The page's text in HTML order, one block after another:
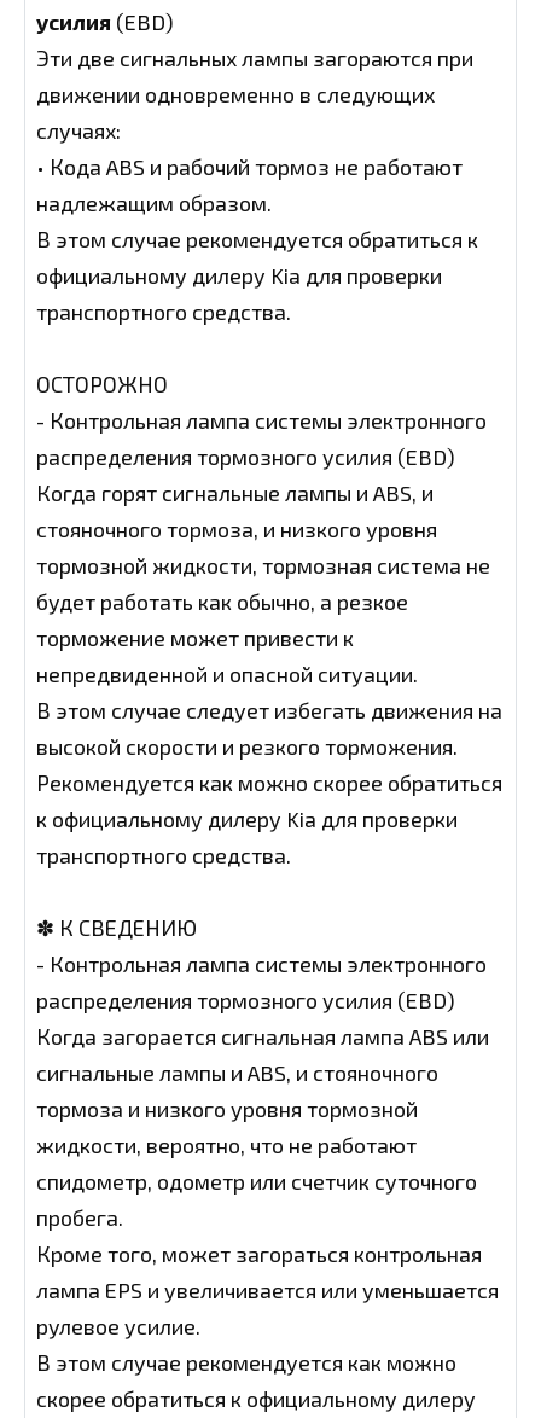
усилия (EBD)
Эти две сигнальных лампы загораются при
движении одновременно в следующих
случаях:
• Кода ABS и рабочий тормоз не работают
надлежащим образом.
В этом случае рекомендуется обратиться к
официальному дилеру Kia для проверки
транспортного средства.
ОСТОРОЖНО
- Контрольная лампа системы электронного
распределения тормозного усилия (EBD)
Когда горят сигнальные лампы и ABS, и
стояночного тормоза, и низкого уровня
тормозной жидкости, тормозная система не
будет работать как обычно, а резкое
торможение может привести к
непредвиденной и опасной ситуации.
В этом случае следует избегать движения на
высокой скорости и резкого торможения.
Рекомендуется как можно скорее обратиться
к официальному дилеру Kia для проверки
транспортного средства.
✽ К СВЕДЕНИЮ
- Контрольная лампа системы электронного
распределения тормозного усилия (EBD)
Когда загорается сигнальная лампа ABS или
сигнальные лампы и ABS, и стояночного
тормоза и низкого уровня тормозной
жидкости, вероятно, что не работают
спидометр, одометр или счетчик суточного
пробега.
Кроме того, может загораться контрольная
лампа EPS и увеличивается или уменьшается
рулевое усилие.
В этом случае рекомендуется как можно
скорее обратиться к официальному дилеру